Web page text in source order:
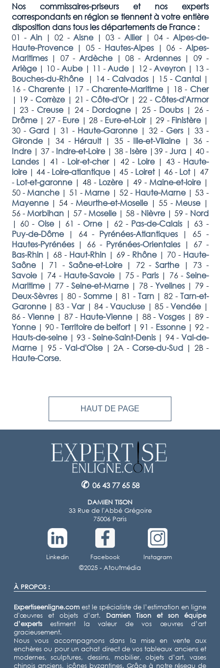
Nos commissaires-priseurs et nos experts
correspondants en région se tiennent à votre entière
disposition dans tous les départements de France :
01 - Ain| 02 - Aisne| 03 - Allier| 04 - Alpes-de-
Haute-Provence | 05 - Hautes-Alpes |06 - Alpes-
Maritimes | 07 -Ardèche |08 - Ardennes | 09 -
Ariège | 10 -Aube | 11 -Aude | 12 -Aveyron | 13 -
Bouches-du-Rhône
| 14 - Calvados | 15 - Cantal |
16 - Charente | 17 - Charente-Maritime | 18 - Cher
| 19 - Corrèze | 21 - Côte-d'Or | 22 - Côtes-d'Armor
|23 - Creuse |24 - Dordogne | 25 - Doubs | 26 -
Drôme |27 - Eure |28 - Eure-et-Loir |29 - Finistère |
30 - Gard | 31 - Haute-Garonne | 32 - Gers | 33 -
Gironde | 34 - Hérault | 35 - Ille-et-Vilaine | 36 -
Indre | 37 - Indre-et-Loire | 38 - Isère | 39 -Jura | 40 -
Landes | 41 - Loir-et-cher | 42 - Loire | 43 - Haute-
loire | 44 - Loire-atlantique |45 - Loiret |46 - Lot | 47
- Lot-et-garonne | 48 - Lozère | 49 - Maine-et-loire |
50 - Manche | 51 - Marne | 52 - Haute-Marne |53 -
Mayenne |54 - Meurthe-et-Moselle |55 - Meuse |
56 - Morbihan | 57 - Moselle | 58 - Nièvre |59 - Nord
| 60 - Oise | 61 - Orne | 62 - Pas-de-Calais | 63 -
Puy-de-Dôme
| 64 - Pyrénées-Atlantiques |
65 -
Hautes-Pyrénées | 66 - Pyrénées-Orientales | 67 -
Bas-Rhin | 68 - Haut-Rhin | 69 - Rhône | 70 - Haute-
Saône | 71 - Saône-et-Loire | 72 -Sarthe | 73 -
Savoie | 74 - Haute-Savoie | 75 - Paris | 76 - Seine-
Maritime | 77 - Seine-et-Marne | 78 - Yvelines | 79 -
Deux-Sèvres | 80 - Somme | 81 - Tarn | 82 - Tarn-et-
Garonne |83 -Var |84 -Vaucluse |85 -Vendée |
86 -Vienne | 87 - Haute-Vienne | 88 -Vosges | 89 -
Yonne |90 - Territoire de belfort | 91 - Essonne | 92 -
Hauts-de-seine |93 -Seine-Saint-Denis | 94 - Val-de-
Marne |95 - Val-d'Oise |2A - Corse-du-Sud | 2B -
Haute-Corse.
HAUT DE PAGE
✆ 06 43 77 65 58
DAMIEN TISON
33 Rue de l'Abbé Grégoire
75006 Paris
Linkedin Facebook
Instagram
©2025 - Atoutmédia
À PROPOS :
Expertiseenligne.com est le spécialiste de l’estimation en ligne
d'œuvres et objets d’art. Damien Tison
et son équipe
d’experts estiment la valeur de vos œuvres d’art
gracieusement.
Nous vous accompagnons dans la mise en vente aux
enchères ou pour un achat direct de vos tableaux anciens et
modernes, sculptures, dessins, mobilier, objets d’art, vases
chinois anciens, icônes byzantines. Grâce à notre réseau de